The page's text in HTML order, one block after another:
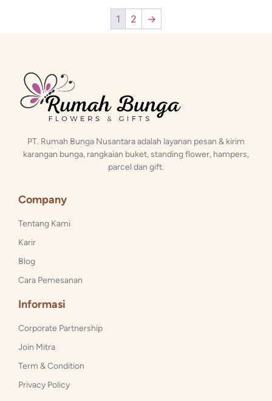
1 2 →
PT. Rumah Bunga Nusantara adalah layanan pesan & kirim
karangan bunga, rangkaian buket, standing flower, hampers,
parcel dan gift.
Company
Tentang Kami
Karir
Blog
Cara Pemesanan
Informasi
Corporate Partnership
Join Mitra
Term & Condition
Privacy Policy